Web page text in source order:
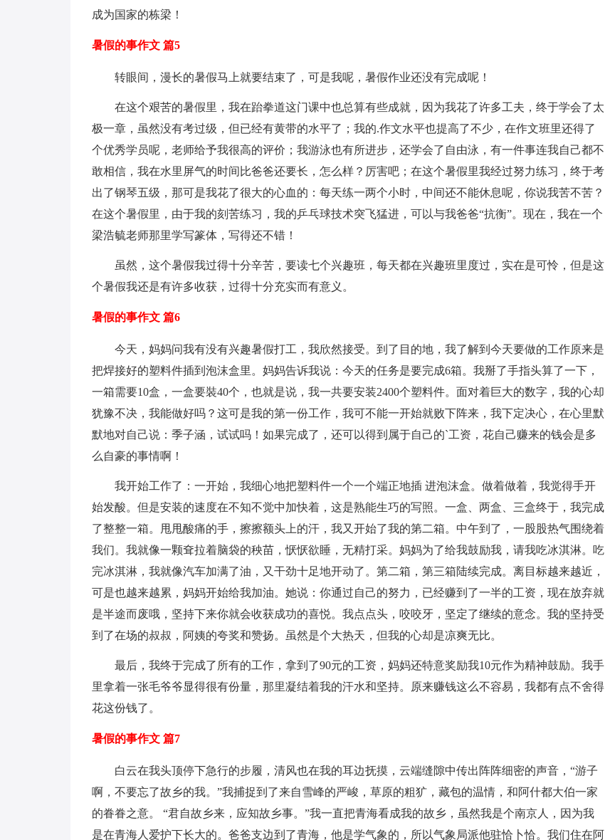
成为国家的栋梁！
暑假的事作文 篇5
转眼间，漫长的暑假马上就要结束了，可是我呢，暑假作业还没有完成呢！
在这个艰苦的暑假里，我在跆拳道这门课中也总算有些成就，因为我花了许多工夫，终于学会了太
极一章，虽然没有考过级，但已经有黄带的水平了；我的.作文水平也提高了不少，在作文班里还得了
个优秀学员呢，老师给予我很高的评价；我游泳也有所进步，还学会了自由泳，有一件事连我自己都不
敢相信，我在水里屏气的时间比爸爸还要长，怎么样？厉害吧；在这个暑假里我经过努力练习，终于考
出了钢琴五级，那可是我花了很大的心血的：每天练一两个小时，中间还不能休息呢，你说我苦不苦？
在这个暑假里，由于我的刻苦练习，我的乒乓球技术突飞猛进，可以与我爸爸“抗衡”。现在，我在一个
梁浩毓老师那里学写篆体，写得还不错！
虽然，这个暑假我过得十分辛苦，要读七个兴趣班，每天都在兴趣班里度过，实在是可怜，但是这
个暑假我还是有许多收获，过得十分充实而有意义。
暑假的事作文 篇6
今天，妈妈问我有没有兴趣暑假打工，我欣然接受。到了目的地，我了解到今天要做的工作原来是
把焊接好的塑料件插到泡沫盒里。妈妈告诉我说：今天的任务是要完成6箱。我掰了手指头算了一下，
一箱需要10盒，一盒要裝40个，也就是说，我一共要安装2400个塑料件。面对着巨大的数字，我的心却
犹豫不决，我能做好吗？这可是我的第一份工作，我可不能一开始就败下阵来，我下定决心，在心里默
默地对自己说：季子涵，试试吗！如果完成了，还可以得到属于自己的`工资，花自己赚来的钱会是多
么自豪的事情啊！
我开始工作了：一开始，我细心地把塑料件一个一个端正地插 进泡沫盒。做着做着，我觉得手开
始发酸。但是安装的速度在不知不觉中加快着，这是熟能生巧的写照。一盒、两盒、三盒终于，我完成
了整整一箱。甩甩酸痛的手，擦擦额头上的汗，我又开始了我的第二箱。中午到了，一股股热气围绕着
我们。我就像一颗耷拉着脑袋的秧苗，恹恹欲睡，无精打采。妈妈为了给我鼓励我，请我吃冰淇淋。吃
完冰淇淋，我就像汽车加满了油，又干劲十足地开动了。第二箱，第三箱陆续完成。离目标越来越近，
可是也越来越累，妈妈开始给我加油。她说：你通过自己的努力，已经赚到了一半的工资，现在放弃就
是半途而废哦，坚持下来你就会收获成功的喜悦。我点点头，咬咬牙，坚定了继续的意念。我的坚持受
到了在场的叔叔，阿姨的夸奖和赞扬。虽然是个大热天，但我的心却是凉爽无比。
最后，我终于完成了所有的工作，拿到了90元的工资，妈妈还特意奖励我10元作为精神鼓励。我手
里拿着一张毛爷爷显得很有份量，那里凝结着我的汗水和坚持。原来赚钱这么不容易，我都有点不舍得
花这份钱了。
暑假的事作文 篇7
白云在我头顶停下急行的步履，清风也在我的耳边抚摸，云端缝隙中传出阵阵细密的声音，“游子
啊，不要忘了故乡的我。”我捕捉到了来自雪峰的严峻，草原的粗犷，藏包的温情，和阿什都大伯一家
的眷眷之意。 “君自故乡来，应知故乡事。”我一直把青海看成我的故乡，虽然我是个南京人，因为我
是在青海人爱护下长大的。爸爸支边到了青海，他是学气象的，所以气象局派他驻恰卜恰。我们住在阿